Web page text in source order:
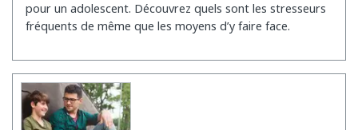
pour un adolescent. Découvrez quels sont les stresseurs
fréquents de même que les moyens d’y faire face.